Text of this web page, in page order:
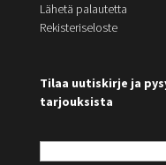
Lähetä palautetta
Rekisteriseloste
Tilaa uutiskirje ja
tarjouksista